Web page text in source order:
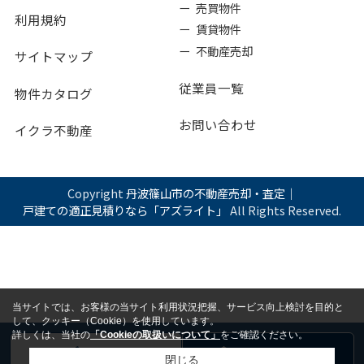
利用規約
サイトマップ
物件カタログ
イクラ不動産
ー 売買物件
ー 賃貸物件
ー 不動産売却
従業員一覧
お問い合わせ
Copyright丹波篠山市の不動産売却・査定｜
戸建ての適正見積りなら「アズライト」 All Rights Reserved.
電話 お問い合わせ
当サイトでは、お客様の当サイト利用状況把握、サービス向上検討を目的と
して、クッキー（Cookie）を使用しています。
詳しくは、当社の「Cookieの取扱いについて」をご確認ください。
閉じる